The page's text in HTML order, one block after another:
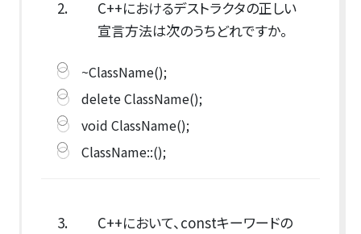
2.
C++におけるデストラクタの正しい
宣言方法は次のうちどれですか。
~ClassName();
delete ClassName();
void ClassName();
ClassName::();
3.
C++において、constキーワードの